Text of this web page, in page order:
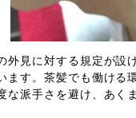
外見に対する規定が
ます。茶髪でも働け
な派手さを避け、あく